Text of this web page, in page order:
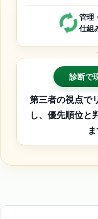
管理
仕組
診断で
第三者の視点で
し、優先順位と
ま